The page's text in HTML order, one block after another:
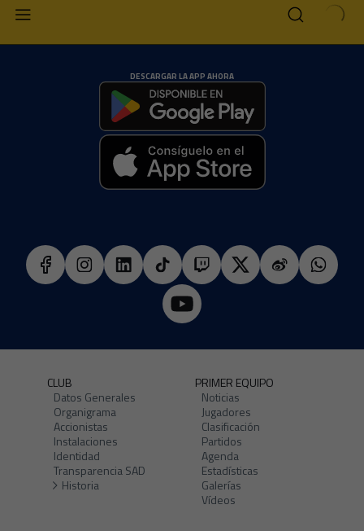
DESCARGAR LA APP AHORA
CLUB
Datos Generales
Organigrama
Accionistas
Instalaciones
Identidad
Transparencia SAD
Historia
PRIMER EQUIPO
Noticias
Jugadores
Clasificación
Partidos
Agenda
Estadísticas
Galerías
Vídeos